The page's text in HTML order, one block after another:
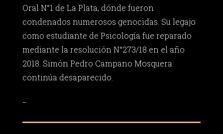
Oral N°1 de La Plata, dónde fueron
condenados numerosos genocidas. Su legajo
como estudiante de Psicología fue reparado
mediante la resolución N°273/18 en el año
2018. Simón Pedro Campano Mosquera
continúa desaparecido.